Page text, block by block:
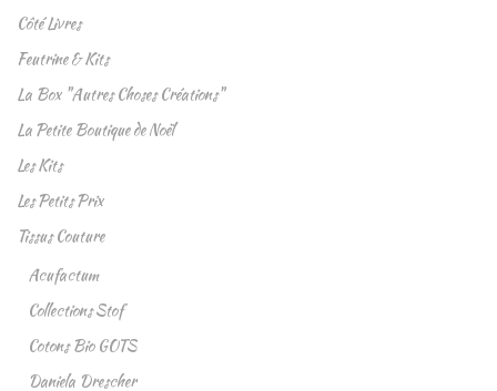
Côté Livres
Feutrine & Kits
La Box "Autres Choses Créations"
La Petite Boutique de Noël
Les Kits
Les Petits Prix
Tissus Couture
Acufactum
Collections Stof
Cotons Bio GOTS
Daniela Drescher